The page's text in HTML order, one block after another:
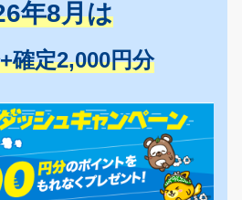
年8月は
確定2,000円分